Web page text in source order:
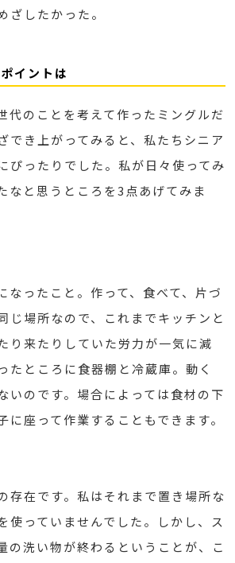
ざしたかった。
イントは
代のことを考えて作ったミングルだ
でき上がってみると、私たちシニア
ぴったりでした。私が日々使ってみ
なと思うところを3点あげてみま
なったこと。作って、食べて、片づ
じ場所なので、これまでキッチンと
り来たりしていた労力が一気に減
たところに食器棚と冷蔵庫。動く
いのです。場合によっては食材の下
に座って作業することもできます。
存在です。私はそれまで置き場所な
使っていませんでした。しかし、ス
の洗い物が終わるということが、こ